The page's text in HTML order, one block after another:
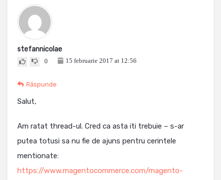
stefannicolae
0 15 februarie 2017 at 12:56
Răspunde
Salut,
Am ratat thread-ul. Cred ca asta iti trebuie – s-ar
putea totusi sa nu fie de ajuns pentru cerintele
mentionate:
https://www.magentocommerce.com/magento-